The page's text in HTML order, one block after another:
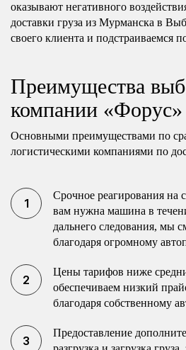
оказывают негативного
доставки груза из Мурманска в
своего клиента и подстраиваемся
Преимущества
компании «Форус»
Основными преимуществами по
логистическими компаниями по
Срочное реагирования на
вам нужна машина в
дальнего следования, мы
благодаря огромному
Цены тарифов ниже
обеспечиваем низкий
благодаря собственному
Предоставление